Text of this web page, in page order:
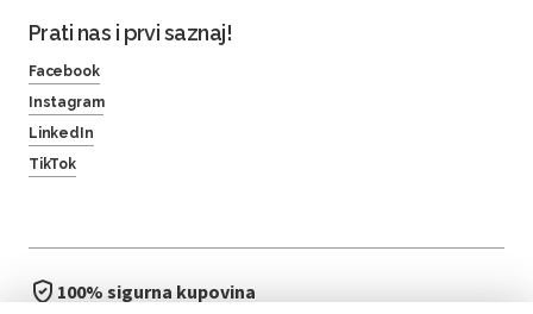
Prati nas i prvi saznaj!
Facebook
Instagram
LinkedIn
TikTok
100% sigurna kupovina